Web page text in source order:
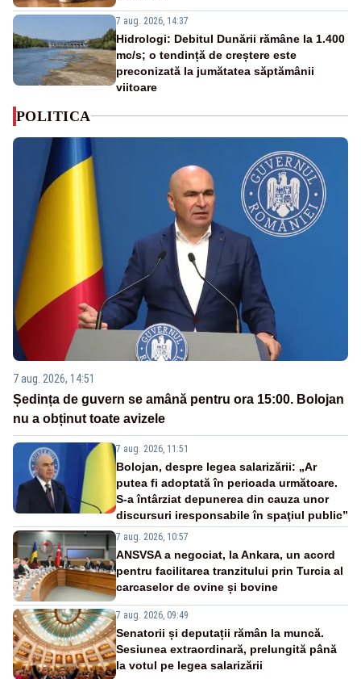
7 aug. 2026, 14:37
Hidrologi: Debitul Dunării rămâne la 1.400
mc/s; o tendință de creștere este
preconizată la jumătatea săptămânii
viitoare
POLITICA
7 aug. 2026, 14:51
Ședința de guvern se amână pentru ora 15:00. Bolojan
nu a obținut toate avizele
7 aug. 2026, 11:51
Bolojan, despre legea salarizării: „Ar
putea fi adoptată în perioada următoare.
S-a întârziat depunerea din cauza unor
discursuri iresponsabile în spaţiul public”
7 aug. 2026, 10:57
ANSVSA a negociat, la Ankara, un acord
pentru facilitarea tranzitului prin Turcia al
carcaselor de ovine și bovine
7 aug. 2026, 09:49
Senatorii și deputații rămân la muncă.
Sesiunea extraordinară, prelungită până
la votul pe legea salarizării